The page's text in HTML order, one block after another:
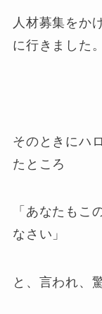
人材募集をか
に行きました。
そのときにハ
たところ
「あなたもこ
なさい」
と、言われ、